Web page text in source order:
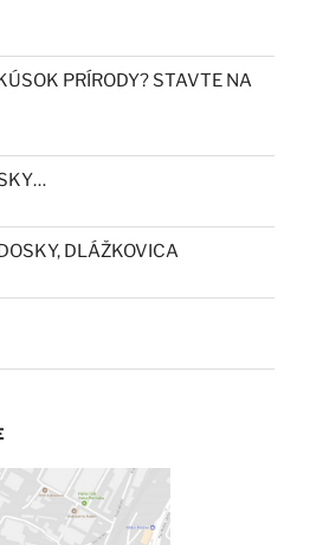
PRÍRODY? STAVTE NA
DLÁŽKOVICA